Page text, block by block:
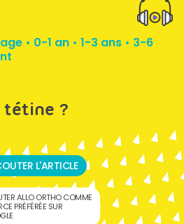
• 0-1 an • 1-3 ans • 3-6
tétine ?
L'ARTICLE
ALLO ORTHO COMME
PRÉFÉRÉE SUR